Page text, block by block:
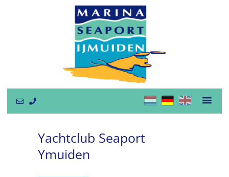
Yachtclub Seaport
Ymuiden